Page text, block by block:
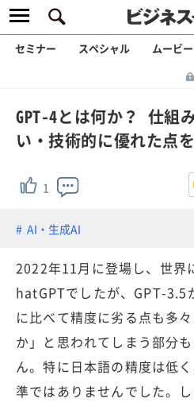
セミナー スペシャル ムービー
GPT-4とは何か？ 仕組
い・技術的に優れた点
1
AI・生成AI
2022年11月に登場し、世界
hatGPTでしたが、GPT-3.5
に比べて精度に劣る点も多
か」と思われてしまう部分
ん。特に日本語の精度は低
準ではありませんでした。